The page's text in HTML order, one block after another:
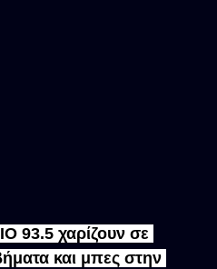
93.5 χαρίζουν σε
και μπες στην